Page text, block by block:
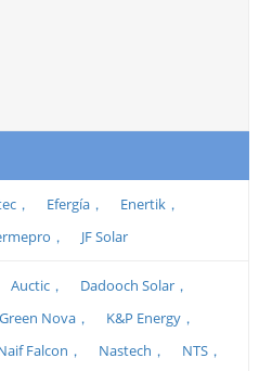
， Efergía，
Enertik，
， JF Solar
Auctic，
Dadooch Solar，
Green Nova，
K&P Energy，
Falcon， Nastech，
NTS，